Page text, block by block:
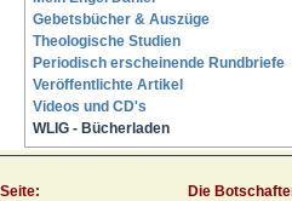
Gebetsbücher & Auszüge
Theologische Studien
Periodisch erscheinende Rundbriefe
Veröffentlichte Artikel
Videos und CD's
WLIG - Bücherladen
Die